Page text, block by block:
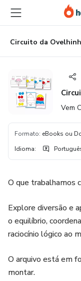
para
conteúdo
principal
para
pagamento
para
rodapéCircuito da
Vem
Formato: eBooks ou
Idioma:
O que trabalhamos
Explore diversão e
o equilíbrio,
raciocínio lógico ao
O arquivo está em
montar.